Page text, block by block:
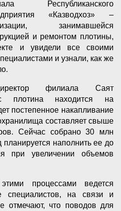
Республиканского
«Казводхоз» –
занимавшейся
и ремонтом плотины,
и увидели все своими
и узнали, как же
филиала Саят
плотина находится на
постепенное накапливание
составляет свыше
Сейчас собрано 30 млн
наполнить ее до
при увеличении объемов
процессами ведется
специалистов, на связи и
отмечают, что поводов для